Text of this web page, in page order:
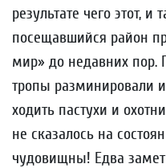
результате чего этот,
посещавшийся район
мир» до недавних пор.
тропы разминировали
ходить пастухи и
не сказалось на
чудовищны! Едва